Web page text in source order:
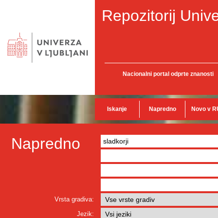
Repozitorij
Nacionalni portal odprte znanosti
Iskanje Napredno Novo v
Napredno
Vrsta gradiva:
Jezik: